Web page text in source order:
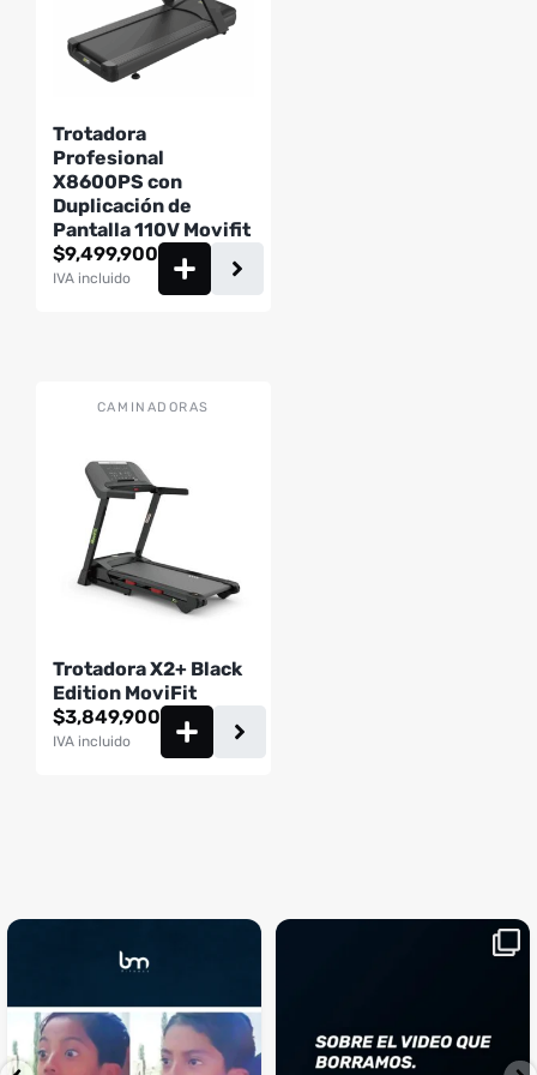
Trotadora
Profesional
X8600PS con
Duplicación de
Pantalla 110V Movifit
$9,499,900
IVA incluido
CAMINADORAS
Trotadora X2+ Black
Edition MoviFit
$3,849,900
IVA incluido
...
4 2